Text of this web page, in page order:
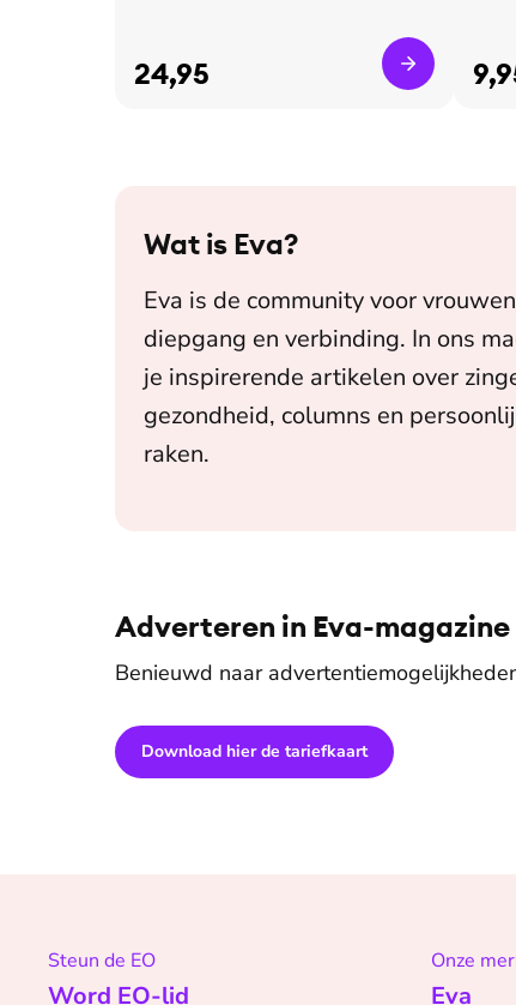
24,95
Wat is Eva?
Eva is de community voor
diepgang en verbinding. In ons
je inspirerende artikelen over
gezondheid, columns en
raken.
Adverteren in Eva-magazine
Benieuwd naar
Download hier de tariefkaart
Steun de EO
Word EO-lid
Onze
Eva